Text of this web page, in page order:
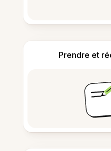
Prendre et